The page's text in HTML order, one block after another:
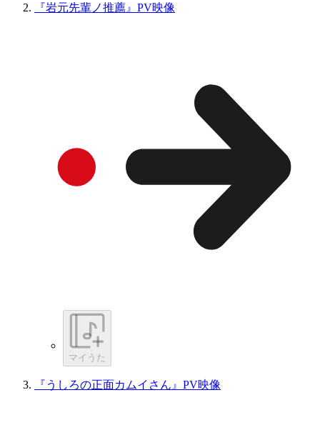
『岩元先輩ノ推薦』PV映像
マイうた
『うしろの正面カムイさん』PV映像